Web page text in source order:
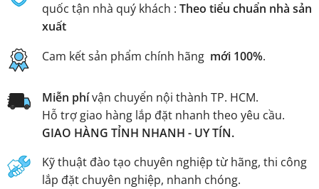
quốc tận nhà quý khách : Theo tiểu chuẩn nhà sản
xuất
Cam kết sản phẩm chính hãng mới 100%.
Miễn phívận chuyển nội thành TP. HCM.
Hỗ trợ giao hàng lắp đặt nhanh theo yêu cầu.
GIAO HÀNG TỈNH NHANH - UY TÍN.
Kỹ thuật đào tạo chuyên nghiệp từ hãng, thi công
lắp đặt chuyên nghiệp, nhanh chóng.